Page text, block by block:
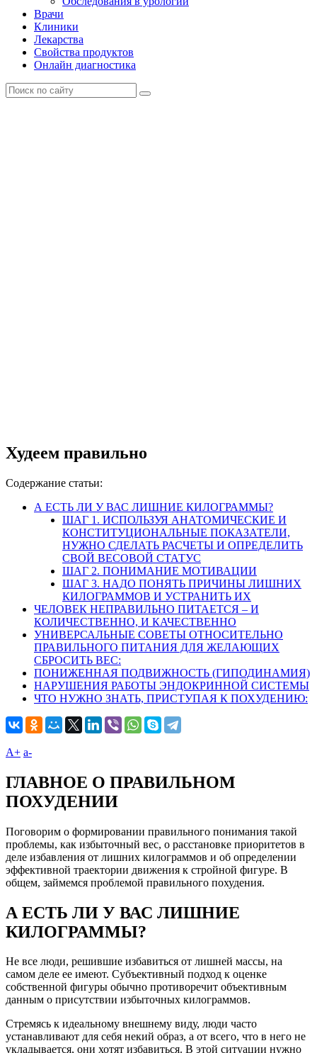
Врачи
Клиники
Лекарства
Свойства продуктов
Онлайн диагностика
Худеем правильно
Содержание статьи:
А ЕСТЬ ЛИ У ВАС ЛИШНИЕ КИЛОГРАММЫ?
ШАГ 1. ИСПОЛЬЗУЯ АНАТОМИЧЕСКИЕ И
КОНСТИТУЦИОНАЛЬНЫЕ ПОКАЗАТЕЛИ,
НУЖНО СДЕЛАТЬ РАСЧЕТЫ И ОПРЕДЕЛИТЬ
СВОЙ ВЕСОВОЙ СТАТУС
ШАГ 2. ПОНИМАНИЕ МОТИВАЦИИ
ШАГ 3. НАДО ПОНЯТЬ ПРИЧИНЫ ЛИШНИХ
КИЛОГРАММОВ И УСТРАНИТЬ ИХ
ЧЕЛОВЕК НЕПРАВИЛЬНО ПИТАЕТСЯ – И
КОЛИЧЕСТВЕННО, И КАЧЕСТВЕННО
УНИВЕРСАЛЬНЫЕ СОВЕТЫ ОТНОСИТЕЛЬНО
ПРАВИЛЬНОГО ПИТАНИЯ ДЛЯ ЖЕЛАЮЩИХ
СБРОСИТЬ ВЕС:
ПОНИЖЕННАЯ ПОДВИЖНОСТЬ (ГИПОДИНАМИЯ)
НАРУШЕНИЯ РАБОТЫ ЭНДОКРИННОЙ СИСТЕМЫ
ЧТО НУЖНО ЗНАТЬ, ПРИСТУПАЯ К ПОХУДЕНИЮ:
A+ а-
ГЛАВНОЕ О ПРАВИЛЬНОМ
ПОХУДЕНИИ
Поговорим о формировании правильного понимания такой
проблемы, как избыточный вес, о расстановке приоритетов в
деле избавления от лишних килограммов и об определении
эффективной траектории движения к стройной фигуре. В
общем, займемся проблемой правильного похудения.
А ЕСТЬ ЛИ У ВАС ЛИШНИЕ
КИЛОГРАММЫ?
Не все люди, решившие избавиться от лишней массы, на
самом деле ее имеют. Субъективный подход к оценке
собственной фигуры обычно противоречит объективным
данным о присутствии избыточных килограммов.
Стремясь к идеальному внешнему виду, люди часто
устанавливают для себя некий образ, а от всего, что в него не
укладывается, они хотят избавиться. В этой ситуации нужно